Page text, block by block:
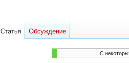
C
Статья Обсуждение